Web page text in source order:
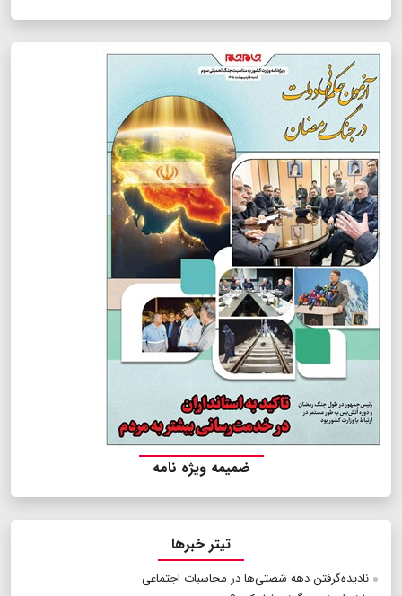
ضمیمه ویژه نامه
تیتر خبرها
نادیده‌گرفتن دهه شصتی‌ها در محاسبات اجتماعی